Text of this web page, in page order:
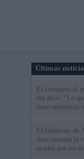
Últimas
El consejero al
del ático: "Lo
tiene residencia
El Gobierno de
directamente la
ayudas por los